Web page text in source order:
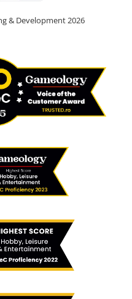
& Development 2026